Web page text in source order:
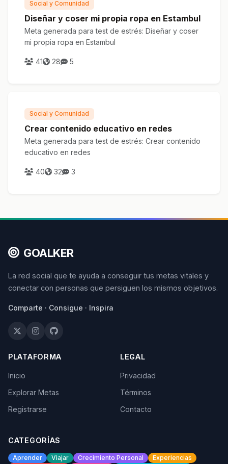
Social y Comunidad
Diseñar y coser mi propia ropa en Estambul
Meta generada para test de estrés: Diseñar y coser
mi propia ropa en Estambul
41 28 5
Social y Comunidad
Crear contenido educativo en redes
Meta generada para test de estrés: Crear contenido
educativo en redes
40 32 3
GOALKER
La red social que te ayuda a conseguir tus metas vitales y
conectar con personas que persiguen los mismos objetivos.
Comparte · Consigue · Inspira
PLATAFORMA
Inicio
Explorar Metas
Registrarse
LEGAL
Privacidad
Términos
Contacto
CATEGORÍAS
Aprender Viajar Crecimiento Personal Experiencias